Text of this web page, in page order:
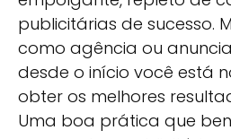
publicitárias de sucesso.
como agência ou
desde o início você está
obter os melhores
Uma boa prática que